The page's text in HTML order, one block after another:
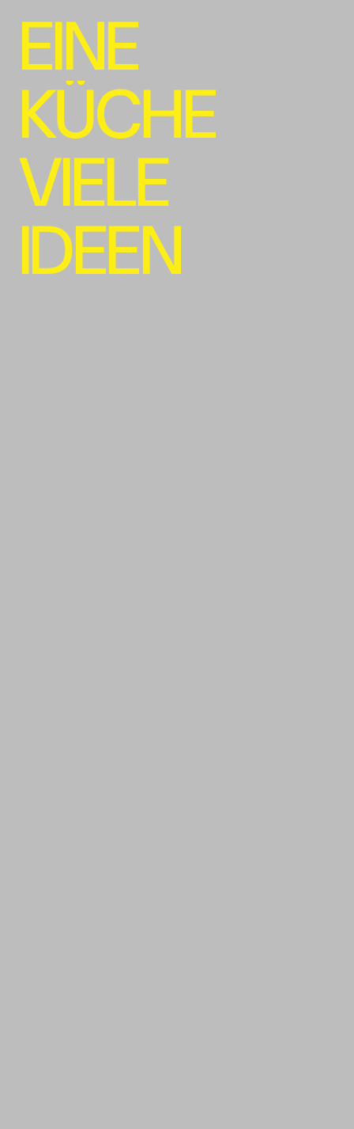
EINE
KÜCHE
VIELE
IDEEN